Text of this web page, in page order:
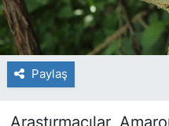
Paylaş